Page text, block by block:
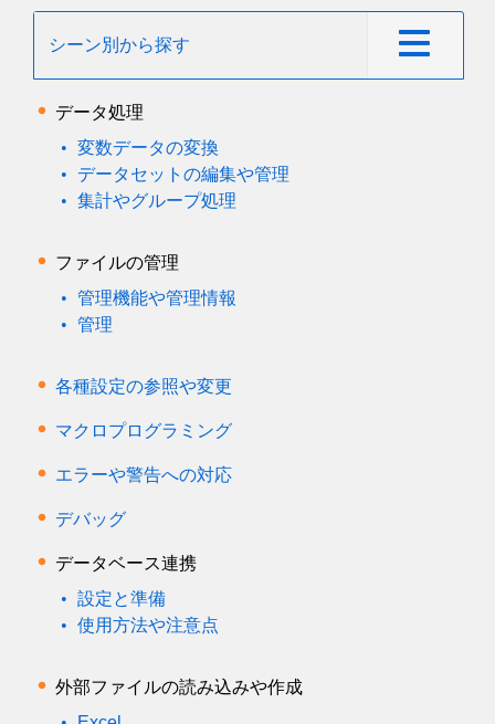
シーン別から探す
データ処理
変数データの変換
データセットの編集や管理
集計やグループ処理
ファイルの管理
管理機能や管理情報
管理
各種設定の参照や変更
マクロプログラミング
エラーや警告への対応
デバッグ
データベース連携
設定と準備
使用方法や注意点
外部ファイルの読み込みや作成